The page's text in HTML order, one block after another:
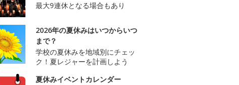
最大9連休となる場合もあり
2026年の夏休みはいつからいつ
まで？
学校の夏休みを地域別にチェッ
ク！夏レジャーを計画しよう
夏休みイベントカレンダー